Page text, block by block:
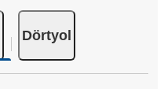
Dörtyol